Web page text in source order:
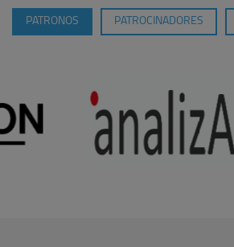
PATRONOS PATROCINADORES